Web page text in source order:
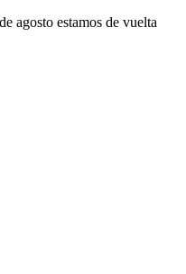
agosto estamos de vuelta